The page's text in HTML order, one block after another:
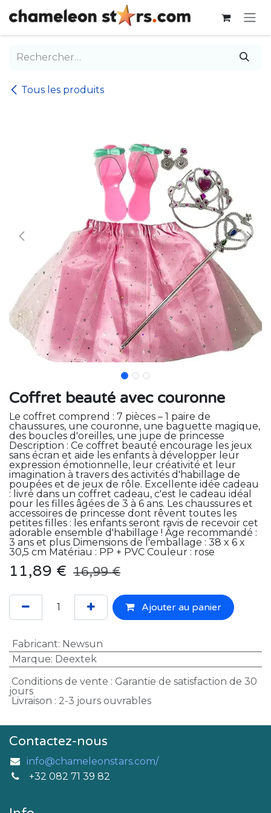
Se rendre au contenu
Tous les produits
Coffret beauté avec couronne
Le coffret comprend : 7 pièces – 1 paire de
chaussures, une couronne, une baguette magique,
des boucles d'oreilles, une jupe de princesse
Description : Ce coffret beauté encourage les jeux
sans écran et aide les enfants à développer leur
expression émotionnelle, leur créativité et leur
imagination à travers des activités d'habillage de
poupées et de jeux de rôle. Excellente idée cadeau
: livré dans un coffret cadeau, c'est le cadeau idéal
pour les filles âgées de 3 à 6 ans. Les chaussures et
accessoires de princesse dont rêvent toutes les
petites filles : les enfants seront ravis de recevoir cet
adorable ensemble d'habillage ! Âge recommandé :
3 ans et plus Dimensions de l'emballage : 38 x 6 x
30,5 cm Matériau : PP + PVC Couleur : rose
11,89 € 16,99€
Ajouter au panier
Fabricant: Newsun
Marque: Deextek
Conditions de vente : Garantie de satisfaction de 30
jours
Livraison : 2-3 jours ouvrables
Contactez-nous
info@chameleonstars.com/
+32 082 71 39 82